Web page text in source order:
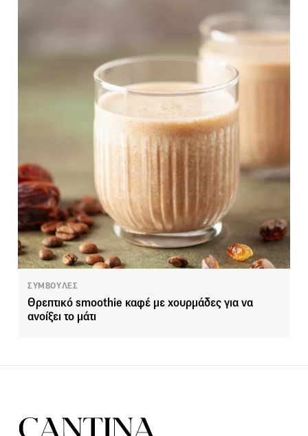
ΣΥΜΒΟΥΛΕΣ
Θρεπτικό smoothie καφέ με χουρμάδες για να
ανοίξει το μάτι